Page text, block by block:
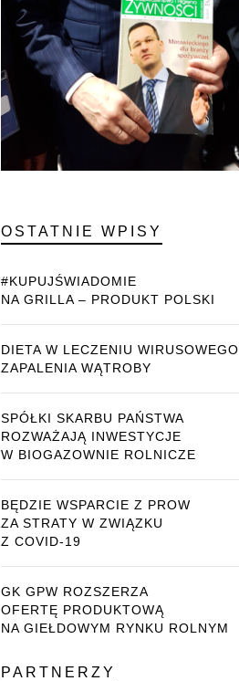
OSTATNIE WPISY
#KUPUJŚWIADOMIE
NA GRILLA – PRODUKT POLSKI
DIETA W LECZENIU WIRUSOWEGO
ZAPALENIA WĄTROBY
SPÓŁKI SKARBU PAŃSTWA
ROZWAŻAJĄ INWESTYCJE
W BIOGAZOWNIE ROLNICZE
BĘDZIE WSPARCIE Z PROW
ZA STRATY W ZWIĄZKU
Z COVID-19
GK GPW ROZSZERZA
OFERTĘ PRODUKTOWĄ
NA GIEŁDOWYM RYNKU ROLNYM
PARTNERZY